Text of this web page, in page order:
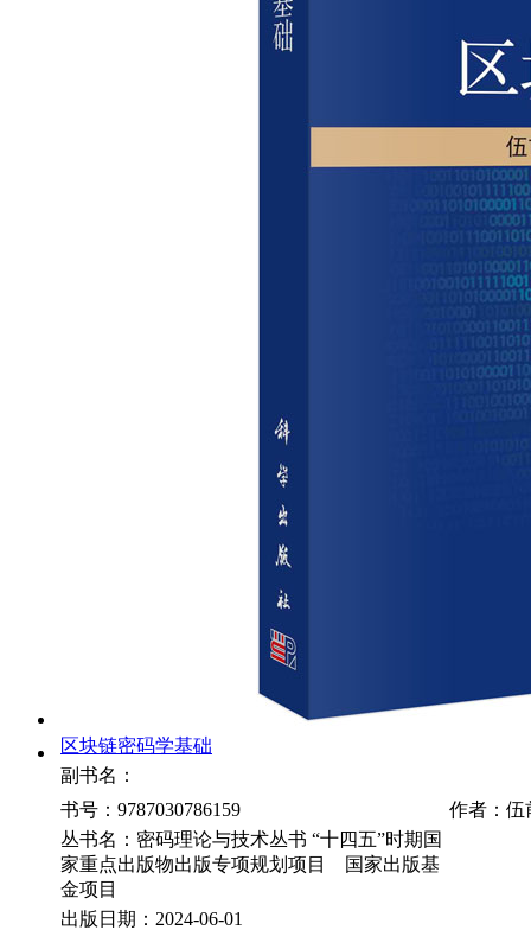
区块链密码学基础
副书名：
书号：9787030786159
作者：伍
丛书名：密码理论与技术丛书 “十四五”时期国
家重点出版物出版专项规划项目 国家出版基
金项目
出版日期：2024-06-01